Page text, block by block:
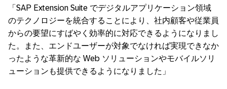
「SAP Extension Suite でデジタルアプリケーション領域
のテクノロジーを統合することにより、社内顧客や従業員
からの要望にすばやく効率的に対応できるようになりまし
た。また、エンドユーザーが対象でなければ実現できなか
ったような革新的な Web ソリューションやモバイルソリ
ューションも提供できるようになりました」